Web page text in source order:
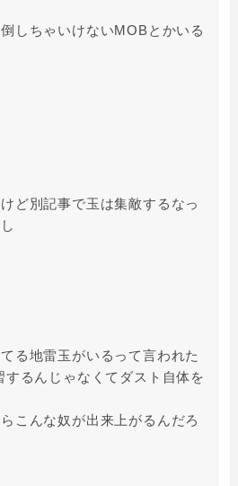
しちゃいけないMOBとかいる
ど別記事で玉は集敵するなっ
る地雷玉がいるって言われた
するんじゃなくてダスト自体を
こんな奴が出来上がるんだろ